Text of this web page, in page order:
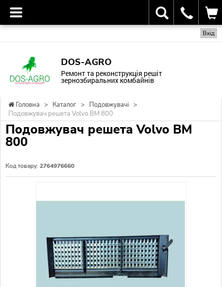
Вхід
DOS-AGRO
Ремонт та реконструкція решіт
зернозбиральних комбайнів
Головна > Каталог > Подовжувачі >
Подовжувач решета Volvo BM 800
Подовжувач решета Volvo BM
800
Код товару: 2764976660